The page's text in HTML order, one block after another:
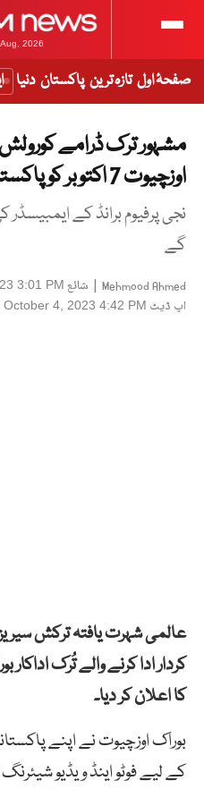
2026
صفحۂ اول تازہ ترین پاکستان دنیا
مشہور ترک ڈرامے
اوزچیوت 7 اکتوبر کو پاکستان آئیں گے
نجی پرفیوم برانڈ کے
گے
Mehmood Ahmed
| شائع 3:01 PM
اپ ڈیٹ October 4, 2023 4:42 PM
عالمی شہرت یافتہترکش
کردار ادا کرنے والے تُرک
کا اعلان کر دیا۔
بوراک اوزچیوت نے اپنے
کے لیے فوٹو اینڈ ویڈیو